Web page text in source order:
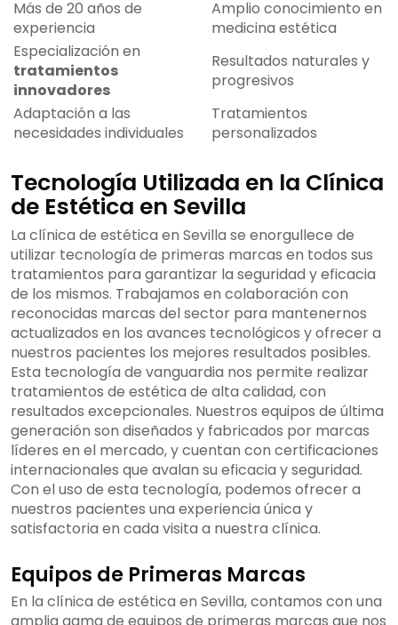
Más de 20 años de
experiencia
Amplio conocimiento en
medicina estética
Especialización en
tratamientos
innovadores
Resultados naturales y
progresivos
Adaptación a las
necesidades individuales
Tratamientos
personalizados
Tecnología Utilizada en la Clínica
de Estética en Sevilla
La clínica de estética en Sevilla se enorgullece de
utilizar tecnología de primeras marcas en todos sus
tratamientos para garantizar la seguridad y eficacia
de los mismos. Trabajamos en colaboración con
reconocidas marcas del sector para mantenernos
actualizados en los avances tecnológicos y ofrecer a
nuestros pacientes los mejores resultados posibles.
Esta tecnología de vanguardia nos permite realizar
tratamientos de estética de alta calidad, con
resultados excepcionales. Nuestros equipos de última
generación son diseñados y fabricados por marcas
líderes en el mercado, y cuentan con certificaciones
internacionales que avalan su eficacia y seguridad.
Con el uso de esta tecnología, podemos ofrecer a
nuestros pacientes una experiencia única y
satisfactoria en cada visita a nuestra clínica.
Equipos de Primeras Marcas
En la clínica de estética en Sevilla, contamos con una